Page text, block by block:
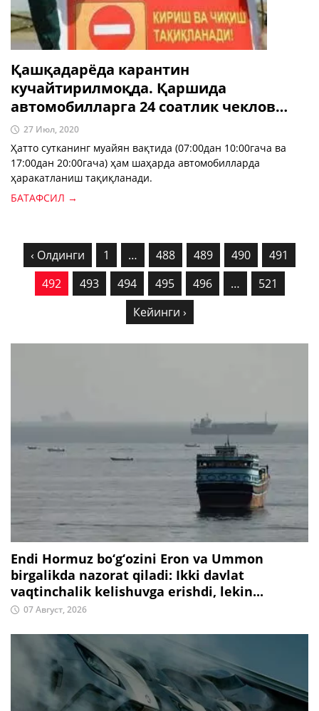
Қашқадарёда карантин
кучайтирилмоқда. Қаршида
автомобилларга 24 соатлик чеклов
ўрнатилади
27 Июл, 2020
Ҳатто сутканинг муайян вақтида (07:00дан 10:00гача ва
17:00дан 20:00гача) ҳам шаҳарда автомобилларда
ҳаракатланиш тақиқланади.
БАТАФСИЛ →
‹ Олдинги 1 … 488 489 490
491
492
493 494 495 496 …
521
Кейинги ›
Endi Hormuz bo‘g‘ozini Eron va Ummon
birgalikda nazorat qiladi: Ikki davlat
vaqtinchalik kelishuvga erishdi, lekin...
07 Август, 2026